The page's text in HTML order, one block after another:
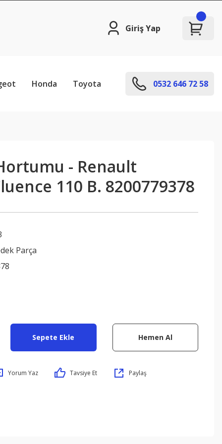
Giriş Yap
Honda Toyota 0532 646 72 58
- Renault
110 B. 8200779378
Parça
Sepete Ekle Hemen Al
Yorum Yaz Tavsiye Et Paylaş